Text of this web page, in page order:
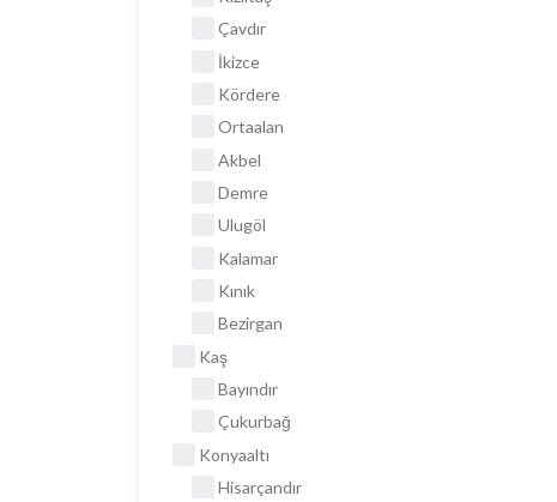
Çavdır
İkizce
Kördere
Ortaalan
Akbel
Demre
Ulugöl
Kalamar
Kınık
Bezirgan
Kaş
Bayındır
Çukurbağ
Konyaaltı
Hisarçandır